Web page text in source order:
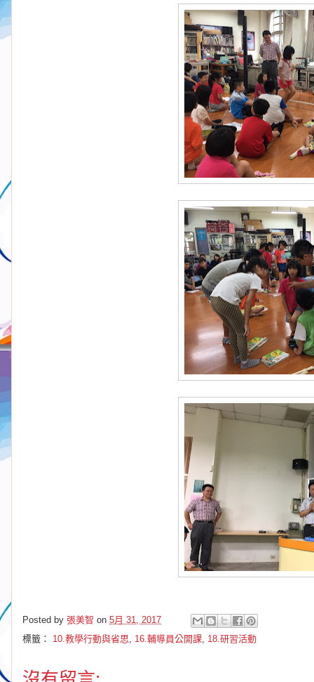
Posted by 張美智 on 5月 31, 2017
標籤： 10.教學行動與省思, 16.輔導員公開課, 18.研習活動